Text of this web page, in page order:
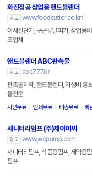
화진정공 상업용 핸드블렌더
광고 www.foodcutter.co.kr/
야채절단기, 구근류탈피기, 상업용
조업체
핸드블렌더 ABC판촉물
광고
abc777.kr
판촉물제작, 핸드블렌더, 가성비 홍
물전문
시안무료 인쇄무료 배송무료 빠
새니터리펌프 (주)제이이씨
광고 www.jecpump.com
새니터리펌프, 식품용펌프, 제약용
펌프